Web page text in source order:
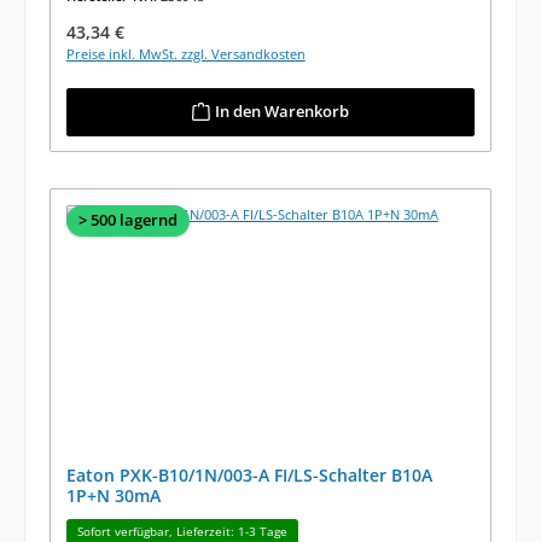
Regulärer Preis:
43,34 €
Preise inkl. MwSt. zzgl. Versandkosten
In den Warenkorb
> 500 lagernd
Eaton PXK-B10/1N/003-A FI/LS-Schalter B10A
1P+N 30mA
Sofort verfügbar, Lieferzeit: 1-3 Tage